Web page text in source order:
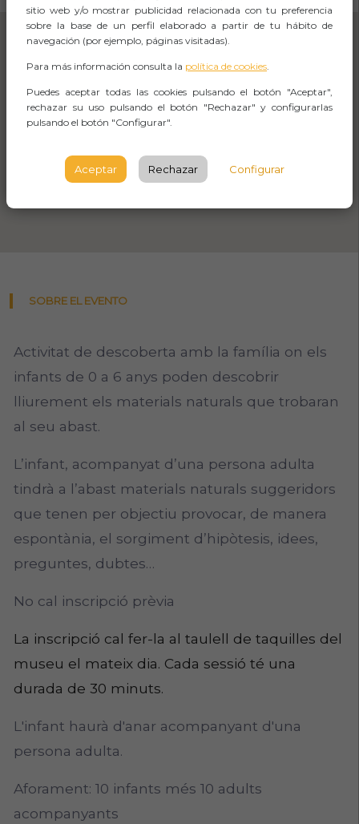
SOBRE EL EVENTO
Activitat de descoberta amb la família on els
infants de 0 a 6 anys poden descobrir
lliurement els materials naturals que trobaran
al seu abast.
L’infant, acompanyat d’una persona adulta
tindrà a l’abast materials naturals suggeridors
que tenen per objectiu provocar, de manera
espontània, el sorgiment d’hipòtesis, idees,
preguntes, dubtes…
No cal inscripció prèvia
La inscripció cal fer-la al taulell de taquilles del
museu el mateix dia. Cada sessió té una
durada de 30 minuts.
L'infant haurà d'anar acompanyant d'una
persona adulta.
Aforament: 10 infants més 10 adults
acompanyants
sitio web y/o mostrar publicidad relacionada con tu preferencia
sobre la base de un perfil elaborado a partir de tu hábito de
navegación (por ejemplo, páginas visitadas).
Para más información consulta la política de cookies
Puedes aceptar todas las cookies pulsando el botón "Aceptar",
rechazar su uso pulsando el botón "Rechazar" y configurarlas
pulsando el botón "Configurar".
Aceptar Rechazar Configurar